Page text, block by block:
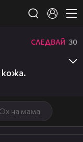
Ох на мама
СЛЕДВАЙ 30
кожа.